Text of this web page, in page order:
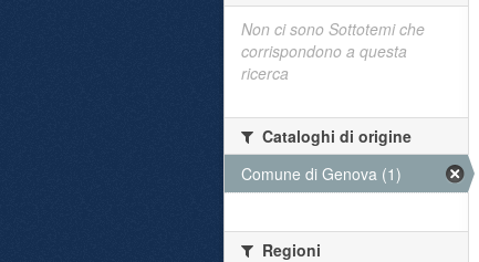
Non ci sono Sottotemi che
corrispondono a questa
ricerca
Cataloghi di origine
Comune di Genova (1)
Regioni